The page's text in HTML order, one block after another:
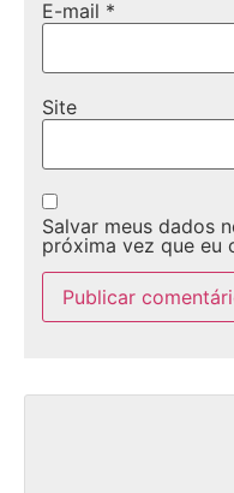
E-mail *
Site
Salvar meus dados
próxima vez que eu